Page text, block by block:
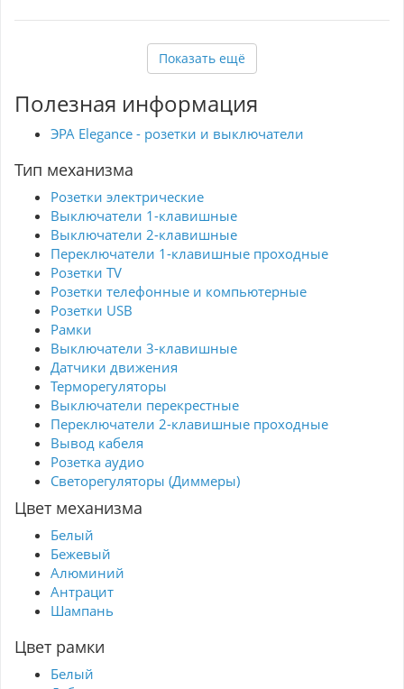
2-проводная система подключения делает
механизмы гарантируют надежную работу.
Датчик движения идеально подходит для
автоматического включения света при входе в
электроэнергию и увеличить безопасность.
ЭРА – это бренд, известный своим качеством и
инновациями, что делает данный датчик
отличным выбором для тех, кто ценит
Elegance, вы получаете надежность и
Показать ещё
Полезная информация
ЭРА Elegance - розетки и выключатели
Тип механизма
Розетки электрические
Выключатели 1-клавишные
Выключатели 2-клавишные
Переключатели 1-клавишные проходные
Розетки TV
Розетки телефонные и компьютерные
Розетки USB
Рамки
Выключатели 3-клавишные
Датчики движения
Терморегуляторы
Выключатели перекрестные
Переключатели 2-клавишные проходные
Вывод кабеля
Розетка аудио
Светорегуляторы (Диммеры)
Цвет механизма
Белый
Бежевый
Алюминий
Антрацит
Шампань
Цвет рамки
Белый